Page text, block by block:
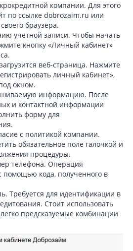
компании. Для этого
по ссылке dobrozaim.ru или
браузера.
учетной записи. Чтобы начать
кнопку «Личный кабинет»
веб-страница. Нажмите
личный кабинет»,
окном.
информацию. После
и контактной информации
форму для
с политикой компании.
обязательное поле галочкой и
процедуры.
телефона. Операция
помощью кода, полученного в
Требуется для идентификации в
Стоит использовать
предсказуемые комбинации